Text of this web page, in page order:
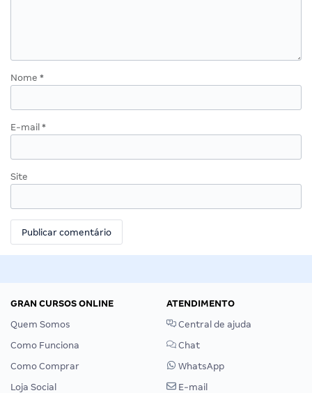
Nome *
E-mail *
Site
GRAN CURSOS ONLINE
Quem Somos
Como Funciona
Como Comprar
Loja Social
ATENDIMENTO
Central de ajuda
Chat
WhatsApp
E-mail